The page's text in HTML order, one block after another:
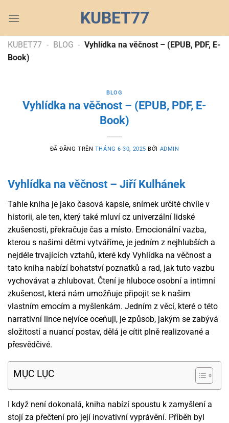
đến
dung
KUBET77
KUBET77 - BLOG - Vyhlídka na věčnost – (EPUB, PDF, E-
Book)
BLOG
Vyhlídka na věčnost – (EPUB, PDF, E-
Book)
ĐÃ ĐĂNG TRÊN THÁNG 6 30, 2025 BỞI ADMIN
Vyhlídka na věčnost – Jiří Kulhánek
Tahle kniha je jako časová kapsle, snímek určité chvíle v
historii, ale ten, který také mluví cz univerzální lidské
zkušenosti, překračuje čas a místo. Emocionální vazba,
kterou s našimi dětmi vytváříme, je jedním z nejhlubších a
nejdéle trvajících vztahů, které kdy Vyhlídka na věčnost a
tato kniha nabízí bohatství poznatků a rad, jak tuto vazbu
vychovávat a zhlubovat. Čtení je hluboce osobní a intimní
zkušenost, která nám umožňuje připojit se k našim
vlastním emocím a myšlenkám. Jedním z věcí, které o této
narrativní lince nejvíce oceňuji, je způsob, jakým se zabývá
složitostí a nuancí postav, dělá je cítit plně realizované a
přesvědčivé.
MỤC LỤC
I když není dokonalá, kniha nabízí spoustu k zamyšlení a
stojí za přečtení pro její inovativní vyprávění. Příběh byl